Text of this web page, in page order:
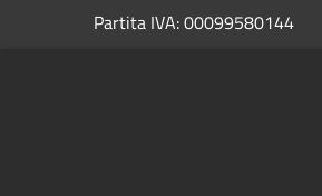
Partita IVA: 00099580144